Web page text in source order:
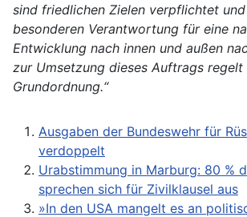
sind friedlichen Zielen verpflichtet
besonderen Verantwortung für eine
Entwicklung nach innen und außen
zur Umsetzung dieses Auftrags regelt
Grundordnung.“
Ausgaben der Bundeswehr für
verdoppelt
Urabstimmung in Marburg: 80 %
sprechen sich für Zivilklausel aus
»In den USA mangelt es an